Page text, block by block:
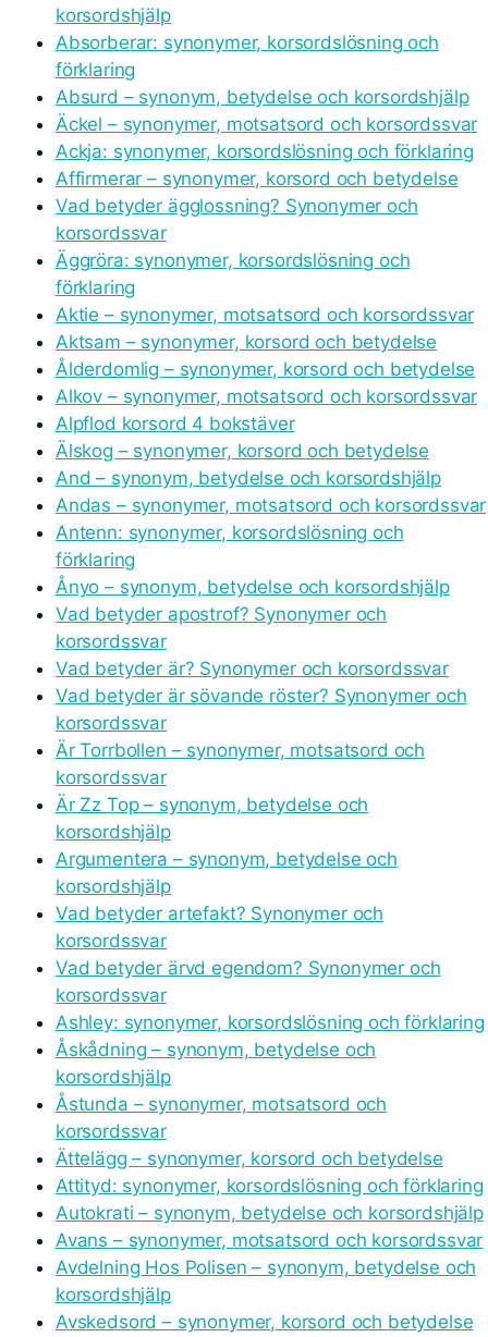
korsordshjälp
Absorberar: synonymer, korsordslösning och
förklaring
Absurd – synonym, betydelse och korsordshjälp
Äckel – synonymer, motsatsord och korsordssvar
Ackja: synonymer, korsordslösning och förklaring
Affirmerar – synonymer, korsord och betydelse
Vad betyder ägglossning? Synonymer och
korsordssvar
Äggröra: synonymer, korsordslösning och
förklaring
Aktie – synonymer, motsatsord och korsordssvar
Aktsam – synonymer, korsord och betydelse
Ålderdomlig – synonymer, korsord och betydelse
Alkov – synonymer, motsatsord och korsordssvar
Alpflod korsord 4 bokstäver
Älskog – synonymer, korsord och betydelse
And – synonym, betydelse och korsordshjälp
Andas – synonymer, motsatsord och korsordssvar
Antenn: synonymer, korsordslösning och
förklaring
Ånyo – synonym, betydelse och korsordshjälp
Vad betyder apostrof? Synonymer och
korsordssvar
Vad betyder är? Synonymer och korsordssvar
Vad betyder är sövande röster? Synonymer och
korsordssvar
Är Torrbollen – synonymer, motsatsord och
korsordssvar
Är Zz Top – synonym, betydelse och
korsordshjälp
Argumentera – synonym, betydelse och
korsordshjälp
Vad betyder artefakt? Synonymer och
korsordssvar
Vad betyder ärvd egendom? Synonymer och
korsordssvar
Ashley: synonymer, korsordslösning och förklaring
Åskådning – synonym, betydelse och
korsordshjälp
Åstunda – synonymer, motsatsord och
korsordssvar
Ättelägg – synonymer, korsord och betydelse
Attityd: synonymer, korsordslösning och förklaring
Autokrati – synonym, betydelse och korsordshjälp
Avans – synonymer, motsatsord och korsordssvar
Avdelning Hos Polisen – synonym, betydelse och
korsordshjälp
Avskedsord – synonymer, korsord och betydelse